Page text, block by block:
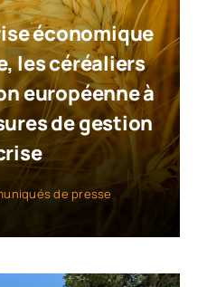
économique
les céréaliers
européenne à
de gestion
de presse